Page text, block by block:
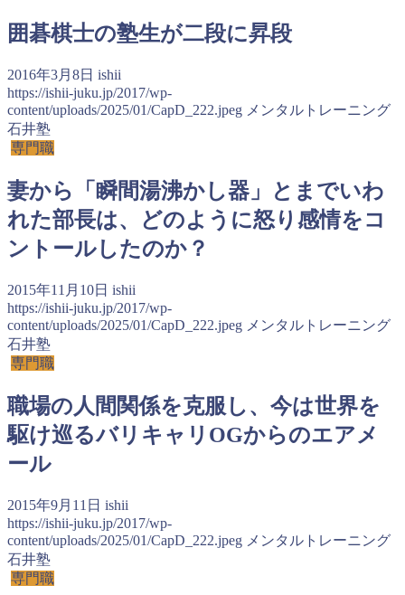
囲碁棋士の塾生が二段に昇段
2016年3月8日 ishii
https://ishii-juku.jp/2017/wp-
content/uploads/2025/01/CapD_222.jpeg メンタルトレーニング
石井塾
専門職
妻から「瞬間湯沸かし器」とまでいわ
れた部長は、どのように怒り感情をコ
ントールしたのか？
2015年11月10日 ishii
https://ishii-juku.jp/2017/wp-
content/uploads/2025/01/CapD_222.jpeg メンタルトレーニング
石井塾
専門職
職場の人間関係を克服し、今は世界を
駆け巡るバリキャリOGからのエアメ
ール
2015年9月11日 ishii
https://ishii-juku.jp/2017/wp-
content/uploads/2025/01/CapD_222.jpeg メンタルトレーニング
石井塾
専門職